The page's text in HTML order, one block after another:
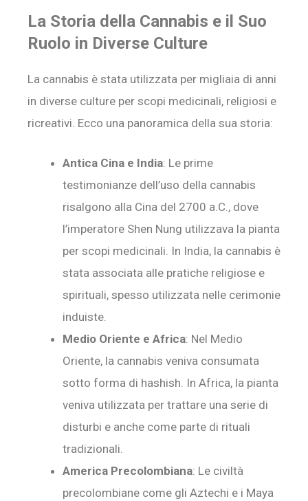
La Storia della Cannabis e il Suo
Ruolo in Diverse Culture
La cannabis è stata utilizzata per migliaia di anni
in diverse culture per scopi medicinali, religiosi e
ricreativi. Ecco una panoramica della sua storia:
Antica Cina e India: Le prime
testimonianze dell’uso della cannabis
risalgono alla Cina del 2700 a.C., dove
l’imperatore Shen Nung utilizzava la pianta
per scopi medicinali. In India, la cannabis è
stata associata alle pratiche religiose e
spirituali, spesso utilizzata nelle cerimonie
induiste.
Medio Oriente e Africa: Nel Medio
Oriente, la cannabis veniva consumata
sotto forma di hashish. In Africa, la pianta
veniva utilizzata per trattare una serie di
disturbi e anche come parte di rituali
tradizionali.
America Precolombiana: Le civiltà
precolombiane come gli Aztechi e i Maya